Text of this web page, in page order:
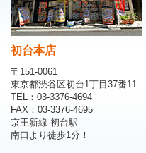
初台本店
〒151-0061
東京都渋谷区初台1丁目37番11
TEL：03-3376-4694
FAX：03-3376-4695
京王新線 初台駅
南口より徒歩1分！